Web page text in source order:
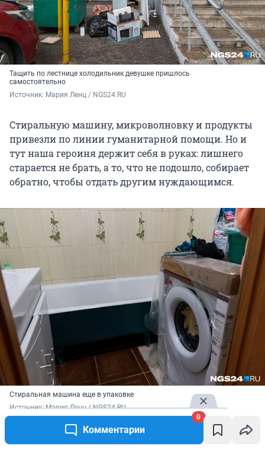
Комментарии
0
Тащить по лестнице холодильник девушке пришлось
самостоятельно
Источник: Мария Ленц / NGS24.RU
Стиральную машину, микроволновку и продукты
привезли по линии гуманитарной помощи. Но и
тут наша героиня держит себя в руках: лишнего
старается не брать, а то, что не подошло, собирает
обратно, чтобы отдать другим нуждающимся.
Стиральная машина еще в упаковке
Источник: Мария Ленц / NGS24.RU
— Детям, конечно, что-то подошло. А что касается